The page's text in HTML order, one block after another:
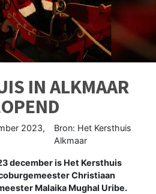
IN ALKMAAR
2023,
Bron: Het Kersthuis
Alkmaar
december is Het Kersthuis
Christiaan
Malaika Mughal Uribe.